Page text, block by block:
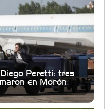
Peretti: tres
en Morón